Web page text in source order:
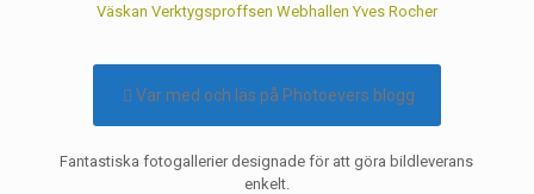
Väskan Verktygsproffsen WebhallenYves Rocher
Var med och läs på Photoevers blogg
Fantastiska fotogallerier designade för att göra bildleverans
enkelt.